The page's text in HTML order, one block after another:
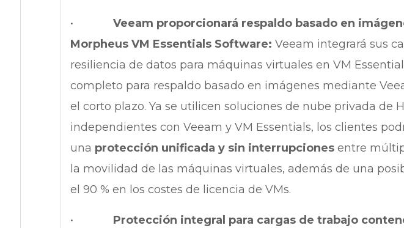
• Veeam proporcionará respaldo basado en
Morpheus VM Essentials Software: Veeam integrará sus
resiliencia de datos para máquinas virtuales en VM
completo para respaldo basado en imágenes mediante
el corto plazo. Ya se utilicen soluciones de nube privada de
independientes con Veeam y VM Essentials, los clientes
una protección unificada y sin interrupcionesentre
la movilidad de las máquinas virtuales, además de una
el 90 % en los costes de licencia de VMs.
•
Protección integral para cargas de trabajo